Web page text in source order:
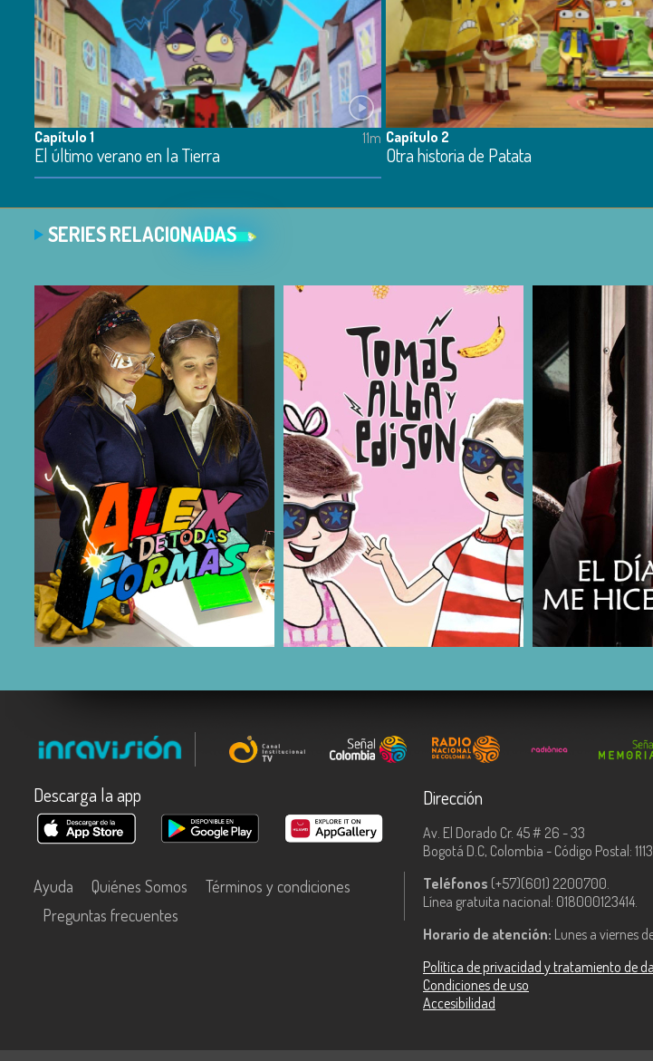
Capítulo 1
El último verano en la Tierra
11m Capítulo 2
Otra historia de Patata
SERIES RELACIONADAS
COMPARTIR COMPARTIR COMPARTIR
Descarga la app
Ayuda Quiénes Somos
Términos y condiciones
Preguntas frecuentes
Dirección
Av. El Dorado Cr. 45 # 26 - 33
Bogotá D.C, Colombia - Código Postal:
Teléfonos (+57)(601) 2200700.
Línea gratuita nacional: 018000123414.
Horario de atención: Lunes a viernes
Política de privacidad y tratamiento de
Condiciones de uso
Accesibilidad